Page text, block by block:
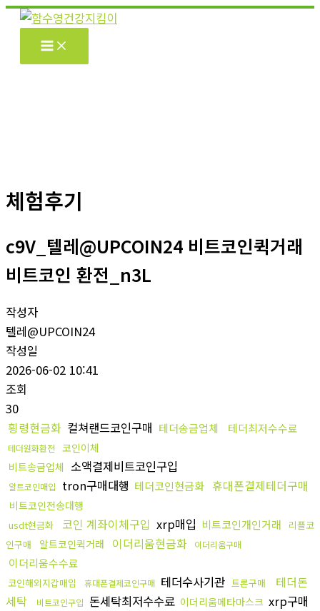
콘
체험후기
c9V_텔레@UPCOIN24 비트코인퀵거래
비트코인 환전_n3L
작성자
텔레@UPCOIN24
작성일
2026-06-02 10:41
조회
30
횡령현금화 컬쳐랜드코인구매 테더송금업체 테더최저수수료
테더원화환전 코인이체
비트송금업체 소액결제비트코인구입
알트코인매입 tron구매대행 테더코인현금화 휴대폰결제테더구매
비트코인전송대행
usdt현금화 코인 계좌이체구입 xrp매입 비트코인개인거래
리플코
인구매
알트코인퀵거래 이더리움현금화 이더리움구매
이더리움수수료
코인해외지갑매입 휴대폰결제코인구매 테더수사기관 트론구매
테더돈
세탁
비트코인구입 돈세탁최저수수료 이더리움메타마스크 xrp구매